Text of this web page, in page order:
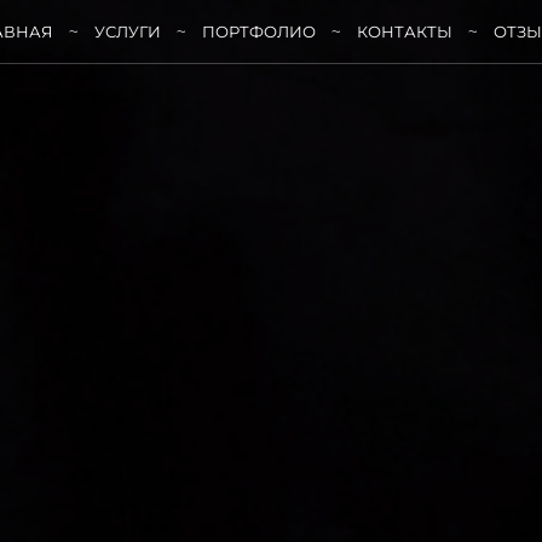
УСЛУГИ ПОРТФОЛИО КОНТАКТЫ